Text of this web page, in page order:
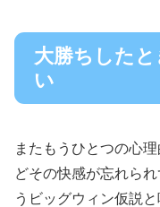
大勝ちした
い
またもうひとつの心
どその快感が忘れら
うビッグウィン仮説と